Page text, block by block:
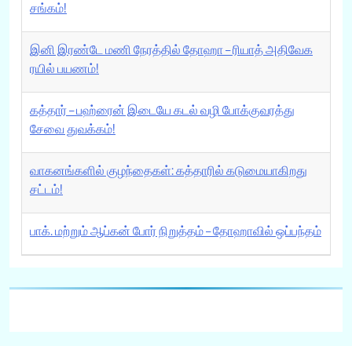
சங்கம்!
இனி இரண்டே மணி நேரத்தில் தோஹா – ரியாத் அதிவேக
ரயில் பயணம்!
கத்தார் – பஹ்ரைன் இடையே கடல் வழி போக்குவரத்து
சேவை துவக்கம்!
வாகனங்களில் குழந்தைகள்: கத்தாரில் கடுமையாகிறது
சட்டம்!
பாக். மற்றும் ஆப்கன் போர் நிறுத்தம் – தோஹாவில் ஒப்பந்தம்